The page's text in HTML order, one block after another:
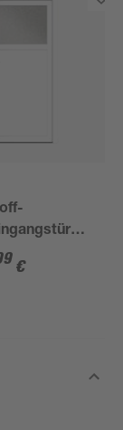
98 x 198 cm
links, weiß
€